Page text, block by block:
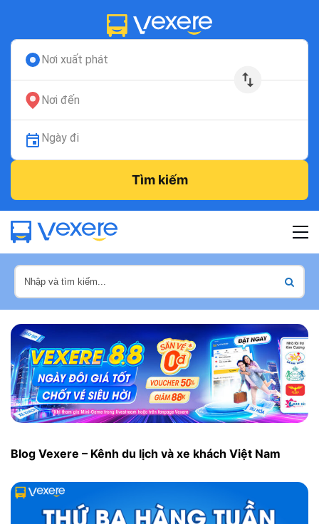
Nơi xuất phát
Nơi đến
Ngày đi
Tìm kiếm
Blog Vexere – Kênh du lịch và xe khách Việt Nam